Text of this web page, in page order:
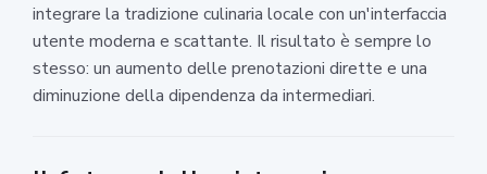
integrare la tradizione culinaria locale con un'interfaccia
utente moderna e scattante. Il risultato è sempre lo
stesso: un aumento delle prenotazioni dirette e una
diminuzione della dipendenza da intermediari.